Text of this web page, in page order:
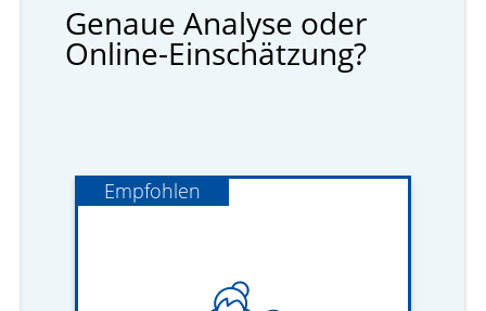
Genaue Analyse oder
Online-Einschätzung?
Empfohlen